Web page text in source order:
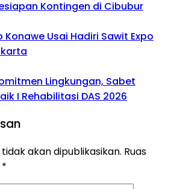
Kontingen di Cibubur
Usai Hadiri Sawit Expo
Lingkungan, Sabet
I Rehabilitasi DAS 2026
akan dipublikasikan. Ruas
*